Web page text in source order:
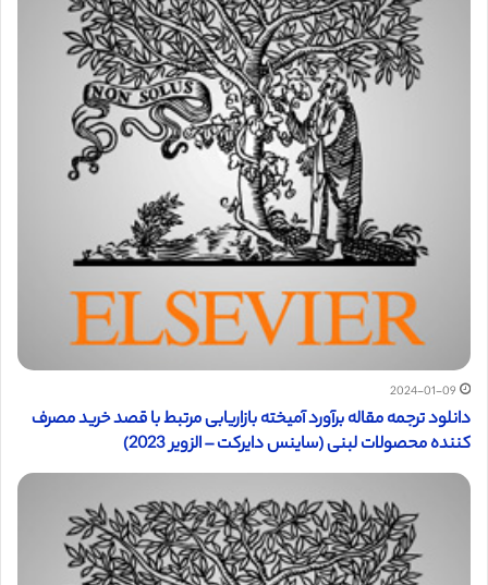
2024-01-09
دانلود ترجمه مقاله برآورد آمیخته بازاریابی مرتبط با قصد خرید مصرف
کننده محصولات لبنی (ساینس دایرکت – الزویر 2023)